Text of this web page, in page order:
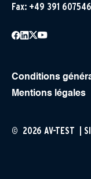
Fax: +49 391
Conditions
Mentions légales
© 2026 AV-TEST |